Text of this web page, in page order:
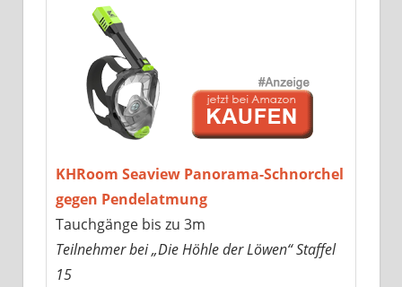
KHRoom Seaview Panorama-Schnorchel
gegen Pendelatmung
Tauchgänge bis zu 3m
Teilnehmer bei „Die Höhle der Löwen“ Staffel
15